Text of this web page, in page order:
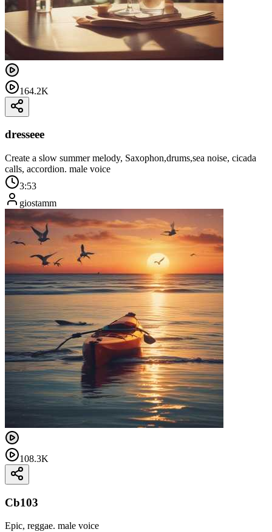
164.2K
dresseee
Create a slow summer melody, Saxophon,drums,sea ​​noise, cicada
calls, accordion. male voice
3:53
giostamm
108.3K
Cb103
Epic, reggae. male voice